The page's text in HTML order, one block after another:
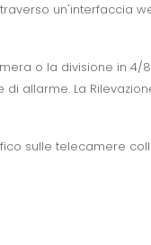
un'interfaccia
o la divisione in 4/
allarme. La
sulle telecamere